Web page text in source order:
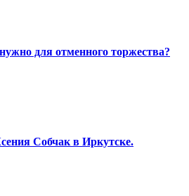
для отменного торжества?
Собчак в Иркутске.